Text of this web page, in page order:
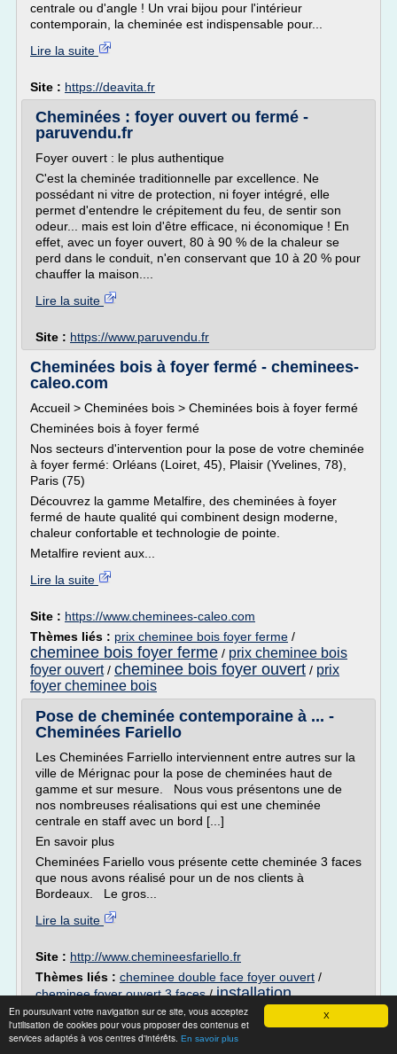
X
En poursuivant votre navigation sur ce site, vous acceptez
l'utilisation de cookies pour vous proposer des contenus et
services adaptés à vos centres d'intérêts. En savoir plus
centrale ou d'angle ! Un vrai bijou pour l'intérieur
contemporain, la cheminée est indispensable pour...
Lire la suite
Site : https://deavita.fr
Cheminées : foyer ouvert ou fermé -
paruvendu.fr
Foyer ouvert : le plus authentique
C'est la cheminée traditionnelle par excellence. Ne
possédant ni vitre de protection, ni foyer intégré, elle
permet d'entendre le crépitement du feu, de sentir son
odeur... mais est loin d'être efficace, ni économique ! En
effet, avec un foyer ouvert, 80 à 90 % de la chaleur se
perd dans le conduit, n'en conservant que 10 à 20 % pour
chauffer la maison....
Lire la suite
Site : https://www.paruvendu.fr
Cheminées bois à foyer fermé - cheminees-
caleo.com
Accueil > Cheminées bois > Cheminées bois à foyer fermé
Cheminées bois à foyer fermé
Nos secteurs d'intervention pour la pose de votre cheminée
à foyer fermé: Orléans (Loiret, 45), Plaisir (Yvelines, 78),
Paris (75)
Découvrez la gamme Metalfire, des cheminées à foyer
fermé de haute qualité qui combinent design moderne,
chaleur confortable et technologie de pointe.
Metalfire revient aux...
Lire la suite
Site : https://www.cheminees-caleo.com
Thèmes liés : prix cheminee bois foyer ferme /
cheminee bois foyer ferme / prix cheminee bois
foyer ouvert/ cheminee bois foyer ouvert / prix
foyer cheminee bois
Pose de cheminée contemporaine à ... -
Cheminées Fariello
Les Cheminées Farriello interviennent entre autres sur la
ville de Mérignac pour la pose de cheminées haut de
gamme et sur mesure. Nous vous présentons une de
nos nombreuses réalisations qui est une cheminée
centrale en staff avec un bord [...]
En savoir plus
Cheminées Fariello vous présente cette cheminée 3 faces
que nous avons réalisé pour un de nos clients à
Bordeaux. Le gros...
Lire la suite
Site : http://www.chemineesfariello.fr
Thèmes liés : cheminee double face foyer ouvert /
cheminee foyer ouvert 3 faces/installation
cheminee foyer ferme/pose cheminee foyer
ferme/cheminee foyer ferme design